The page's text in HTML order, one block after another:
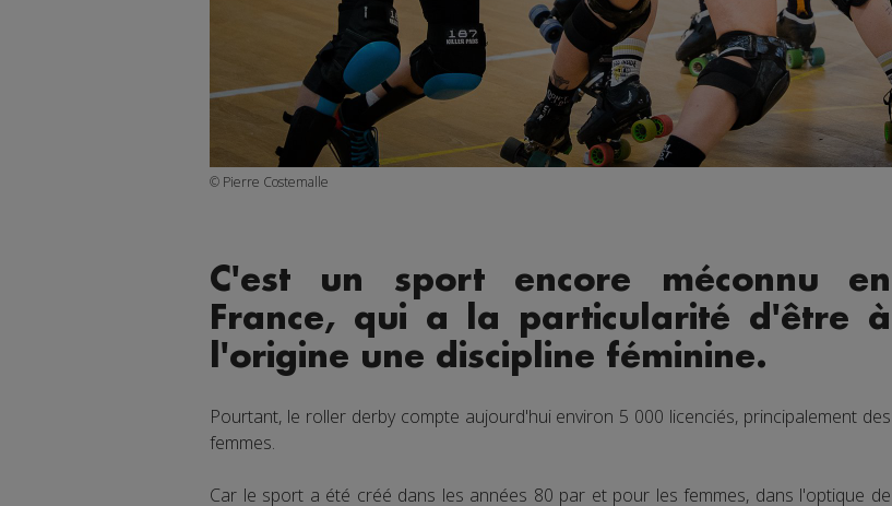
© Pierre Costemalle
C'est un sport encore méconnu en
France, qui a la particularité d'être à
l'origine une discipline féminine.
Pourtant, le roller derby compte aujourd'hui environ 5 000 licenciés, principalement des
femmes.
Car le sport a été créé dans les années 80 par et pour les femmes, dans l'optique de